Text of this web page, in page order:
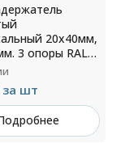
20х40мм,
3 опоры RAL
за шт